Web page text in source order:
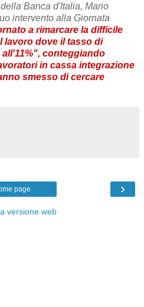
Banca d'Italia, Mario
intervento alla Giornata
a rimarcare la difficile
lavoro dove il tasso di
conteggiando
in cassa integrazione
smesso di cercare
›
page
versione web